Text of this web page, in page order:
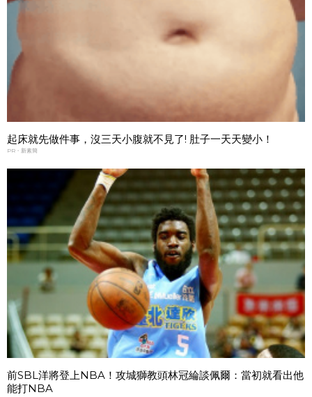
起床就先做件事，沒三天小腹就不見了! 肚子一天天變小！
PR・新素簡
前SBL洋將登上NBA！攻城獅教頭林冠綸談佩爾：當初就看出他
能打NBA